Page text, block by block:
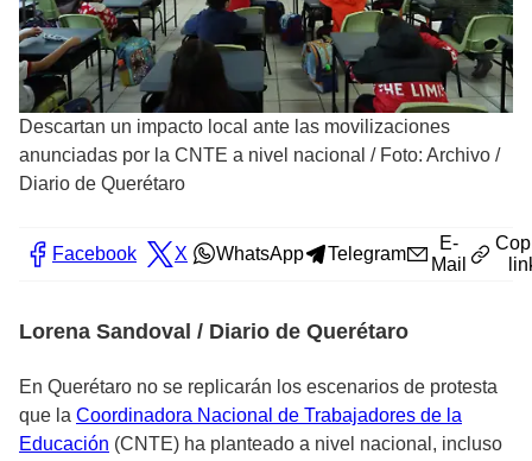
Descartan un impacto local ante las movilizaciones
anunciadas por la CNTE a nivel nacional / Foto: Archivo /
Diario de Querétaro
Facebook X WhatsApp Telegram
E-
Mail
Lorena Sandoval / Diario de Querétaro
En Querétaro no se replicarán los escenarios de protesta
que la Coordinadora Nacional de Trabajadores de la
Educación (CNTE) ha planteado a nivel nacional, incluso